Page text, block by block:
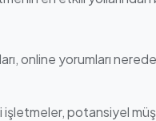
online yorumları
işletmeler, potansiyel